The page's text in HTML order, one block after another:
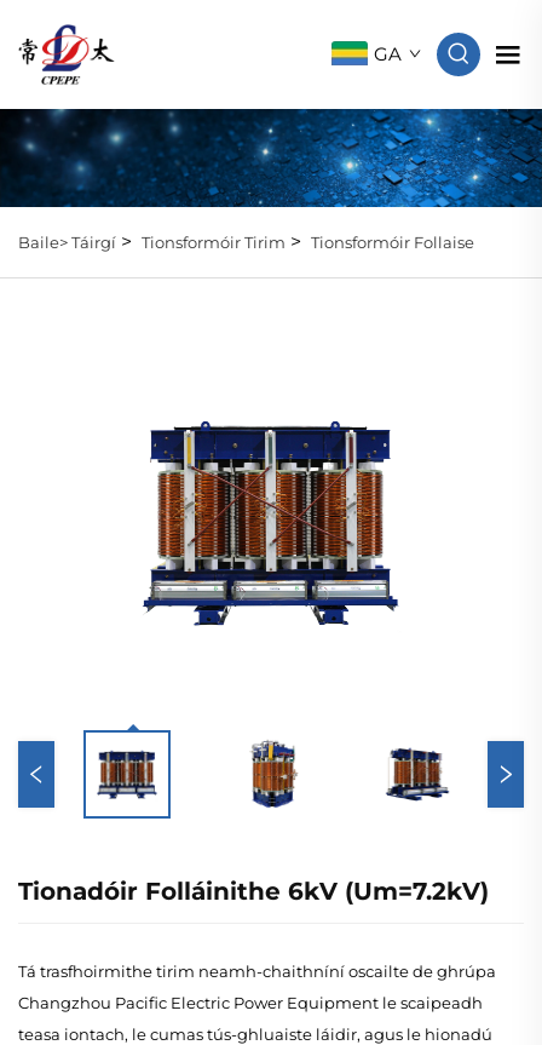
GA
Baile>Táirgí > Tionsformóir Tirim > Tionsformóir Follaise
Tionadóir Folláinithe 6kV (Um=7.2kV)
Tá trasfhoirmithe tirim neamh-chaithníní oscailte de ghrúpa
Changzhou Pacific Electric Power Equipment le scaipeadh
teasa iontach, le cumas tús-ghluaiste láidir, agus le hionadú